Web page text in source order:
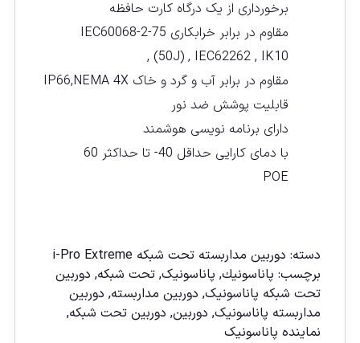
برخورداری از یک درگاه کارت حافظه
مقاوم در برابر خرابکاری IEC60068-2-75
(50J) , IEC62262 , IK10 ,
مقاوم در برابر آب و گرد و خاک IP66,NEMA 4X
قابلیت پوشش ضد نور
دارای برنامه نویسی هوشمند
با دمای کارایی حداقل 40- تا حداکثر 60
POE
دسته: دوربين مداربسته تحت شبكه i-Pro Extreme
برچسب: پاناسونیك, پاناسونیک, تحت شبکه, دوربين
تحت شبكه پاناسونيک, دوربين مداربسته, دوربين
مداربسته پاناسونيک, دوربین, دوربین تحت شبكه,
نماينده پاناسونيک